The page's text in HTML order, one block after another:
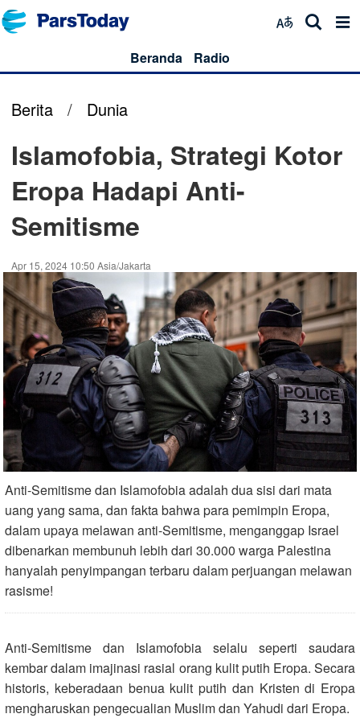
Beranda Radio
Berita / Dunia
Islamofobia, Strategi Kotor
Eropa Hadapi Anti-
Semitisme
Apr 15, 2024 10:50 Asia/Jakarta
Anti-Semitisme dan Islamofobia adalah dua sisi dari mata
uang yang sama, dan fakta bahwa para pemimpin Eropa,
dalam upaya melawan anti-Semitisme, menganggap Israel
dibenarkan membunuh lebih dari 30.000 warga Palestina
hanyalah penyimpangan terbaru dalam perjuangan melawan
rasisme!
Anti-Semitisme dan Islamofobia selalu seperti saudara
kembar dalam imajinasi rasial orang kulit putih Eropa. Secara
historis, keberadaan benua kulit putih dan Kristen di Eropa
mengharuskan pengecualian Muslim dan Yahudi dari Eropa.